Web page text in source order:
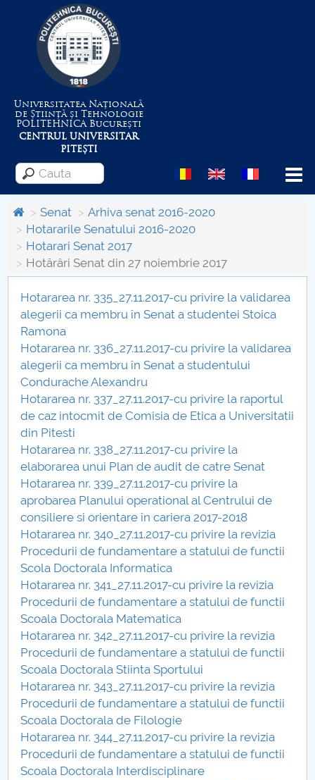
Universitatea Națională
de Știință și Tehnologie
POLITEHNICABucurești
CENTRUL UNIVERSITAR
PITEȘTI
Menu
Despre Universitate
Centrul de Management al Proiectelor
Consiliul de Administratie
Nr. de telefon si adrese Facultăți
Admitere
Români de pretutindeni - ADMITERE
Senat
Facultăți
Studenți
Ghiduri pentru STUDENȚI
Relații Publice
Relații Internaționale
PNRR
Proiect PRIM STUD
Proiect SU-ETIC
Protecția datelor personale
Senat
Arhiva senat 2016-2020
Hotararile Senatului 2016-2020
Hotarari Senat 2017
Hotărâri Senat din 27 noiembrie 2017
Hotararea nr. 335_27.11.2017-cu privire la validarea
alegerii ca membru în Senat a studentei Stoica
Ramona
Hotararea nr. 336_27.11.2017-cu privire la validarea
alegerii ca membru în Senat a studentului
Condurache Alexandru
Hotararea nr. 337_27.11.2017-cu privire la raportul
de caz intocmit de Comisia de Etica a Universitatii
din Pitesti
Hotararea nr. 338_27.11.2017-cu privire la
elaborarea unui Plan de audit de catre Senat
Hotararea nr. 339_27.11.2017-cu privire la
aprobarea Planului operational al Centrului de
consiliere si orientare în cariera 2017-2018
Hotararea nr. 340_27.11.2017-cu privire la revizia
Procedurii de fundamentare a statului de functii
Scola Doctorala Informatica
Hotararea nr. 341_27.11.2017-cu privire la revizia
Procedurii de fundamentare a statului de functii
Scoala Doctorala Matematica
Hotararea nr. 342_27.11.2017-cu privire la revizia
Procedurii de fundamentare a statului de functii
Scoala Doctorala Stiinta Sportului
Hotararea nr. 343_27.11.2017-cu privire la revizia
Procedurii de fundamentare a statului de functii
Scoala Doctorala de Filologie
Hotararea nr. 344_27.11.2017-cu privire la revizia
Procedurii de fundamentare a statului de functii
Scoala Doctorala Interdisciplinare